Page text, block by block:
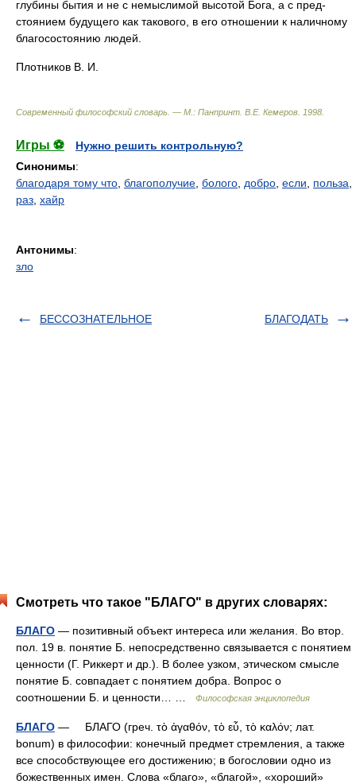
глубины бытия и не с немыслимой высотой Бога, а с пред-
стоянием будущего как такового, в его отношении к наличному
благосостоянию людей.
Плотников В. И.
Современный философский словарь. — М.: Панпринт В.Е. Кемеров 1998
Игры ⚽
Нужно решить контрольную?
Синонимы:
благодаря тому что благополучие болого добро если польза
раз хайр
Антонимы:
зло
БЕССОЗНАТЕЛЬНОЕ БЛАГОДАТЬ
Смотреть что такое "БЛАГО" в других словарях:
БЛАГО — позитивный объект интереса или желания. Во втор.
пол. 19 в. понятие Б. непосредственно связывается с понятием
ценности (Г. Риккерт и др.). В более узком, этическом смысле
понятие Б. совпадает с понятием добра. Вопрос о
соотношении Б. и ценности… …
Философская энциклопедия
БЛАГО — БЛАГО (греч. τὸ ἀγαθόν, τὸ εὖ, τὸ καλόν; лат.
bonum) в философии: конечный предмет стремления, а также
все способствующее его достижению; в богословии одно из
божественных имен. Слова «благо», «благой», «хороший»